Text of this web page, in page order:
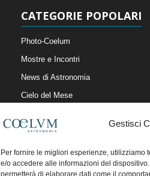
Gestisci
Per fornire le migliori esperienze, utilizziamo
e/o accedere alle informazioni del
permetterà di elaborare dati come il
CATEGORIE POPOLARI
Photo-Coelum
Mostre e Incontri
News di Astronomia
Cielo del Mese
Articoli e Risorse On-Line
Il Blog della Redazione